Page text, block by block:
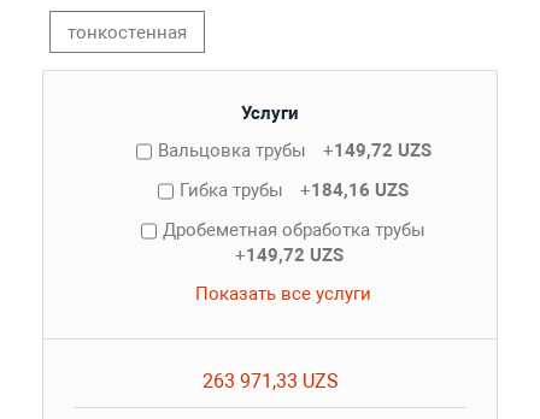
тонкостенная
Услуги
Вальцовка трубы
+149,72 UZS
Гибка трубы
+184,16 UZS
Дробеметная обработка трубы
+149,72 UZS
Показать все услуги
263 971,33 UZS